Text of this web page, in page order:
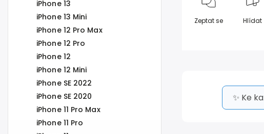
iPhone 13
iPhone 13 Mini
iPhone 12 Pro Max
iPhone 12 Pro
iPhone 12
iPhone 12 Mini
iPhone SE 2022
iPhone SE 2020
iPhone 11 Pro Max
iPhone 11 Pro
Zeptat se Hlídat
✨ Ke